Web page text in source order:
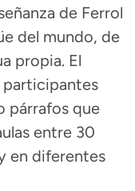
de Ferrol
del mundo, de
propia. El
participantes
párrafos que
entre 30
en diferentes